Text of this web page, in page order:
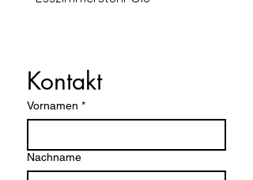
Kontakt
Vornamen *
Nachname